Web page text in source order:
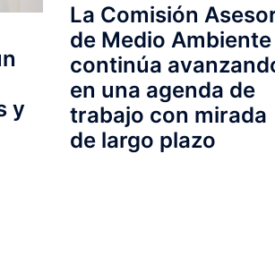
y
La Comisión
de Medio Ambiente
continúa
en una agenda de
trabajo con mirada
de largo plazo